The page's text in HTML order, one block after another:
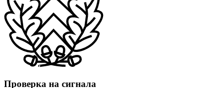
Проверка на сигнала